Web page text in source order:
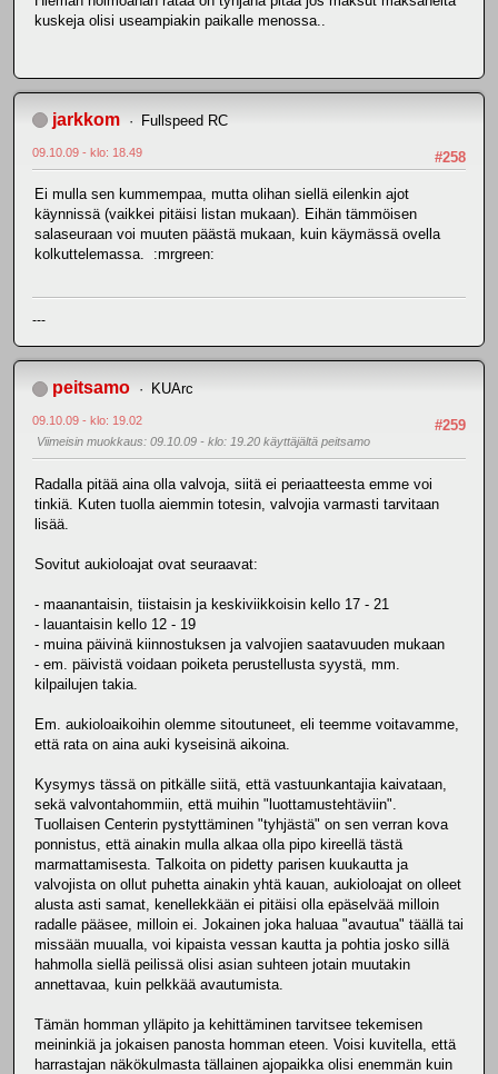
kuskeja olisi useampiakin paikalle menossa..
jarkkom Fullspeed RC
#258
09.10.09 - klo: 18.49
Ei mulla sen kummempaa, mutta olihan siellä eilenkin ajot
käynnissä (vaikkei pitäisi listan mukaan). Eihän tämmöisen
salaseuraan voi muuten päästä mukaan, kuin käymässä ovella
kolkuttelemassa. :mrgreen:
---
peitsamo KUArc
#259
09.10.09 - klo: 19.02
Viimeisin muokkaus: 09.10.09 - klo: 19.20 käyttäjältä peitsamo
Radalla pitää aina olla valvoja, siitä ei periaatteesta emme voi
tinkiä. Kuten tuolla aiemmin totesin, valvojia varmasti tarvitaan
lisää.
Sovitut aukioloajat ovat seuraavat:
- maanantaisin, tiistaisin ja keskiviikkoisin kello 17 - 21
- lauantaisin kello 12 - 19
- muina päivinä kiinnostuksen ja valvojien saatavuuden mukaan
- em. päivistä voidaan poiketa perustellusta syystä, mm.
kilpailujen takia.
Em. aukioloaikoihin olemme sitoutuneet, eli teemme voitavamme,
että rata on aina auki kyseisinä aikoina.
Kysymys tässä on pitkälle siitä, että vastuunkantajia kaivataan,
sekä valvontahommiin, että muihin "luottamustehtäviin".
Tuollaisen Centerin pystyttäminen "tyhjästä" on sen verran kova
ponnistus, että ainakin mulla alkaa olla pipo kireellä tästä
marmattamisesta. Talkoita on pidetty parisen kuukautta ja
valvojista on ollut puhetta ainakin yhtä kauan, aukioloajat on olleet
alusta asti samat, kenellekkään ei pitäisi olla epäselvää milloin
radalle pääsee, milloin ei. Jokainen joka haluaa "avautua" täällä tai
missään muualla, voi kipaista vessan kautta ja pohtia josko sillä
hahmolla siellä peilissä olisi asian suhteen jotain muutakin
annettavaa, kuin pelkkää avautumista.
Tämän homman ylläpito ja kehittäminen tarvitsee tekemisen
meininkiä ja jokaisen panosta homman eteen. Voisi kuvitella, että
harrastajan näkökulmasta tällainen ajopaikka olisi enemmän kuin